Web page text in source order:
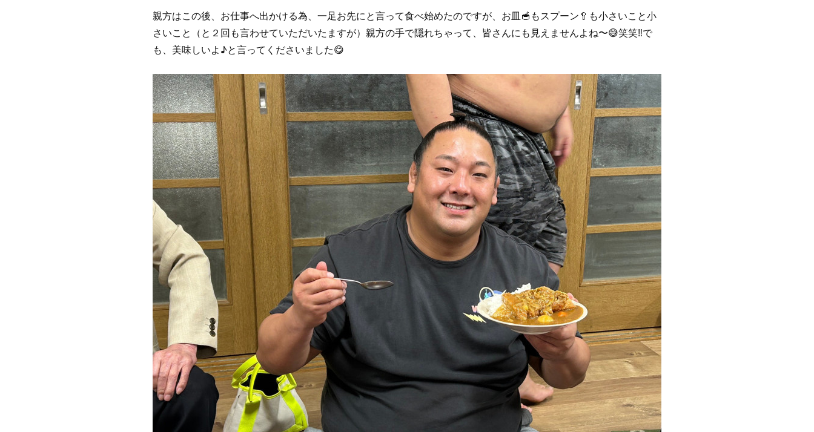
親方はこの後、お仕事へ出かける為、一足お先にと言って食べ始めたのですが、お皿🥣もスプーン🥄も小さいこと小
さいこと（と２回も言わせていただいたますが）親方の手で隠れちゃって、皆さんにも見えませんよね〜😅笑笑‼️で
も、美味しいよ♪と言ってくださいました😋